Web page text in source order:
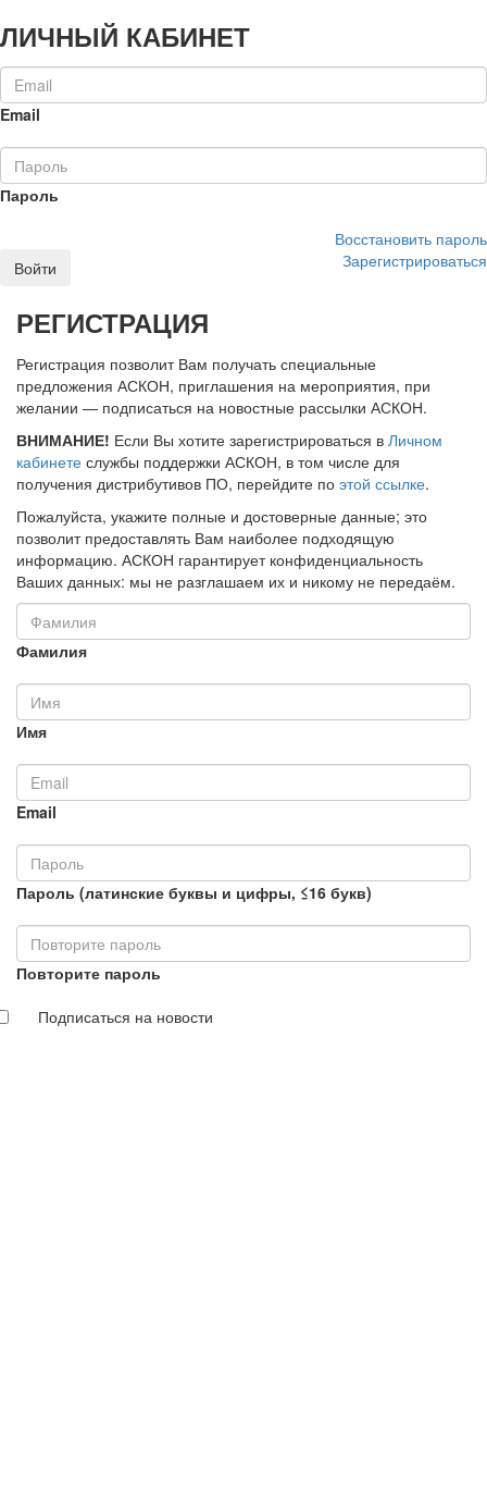
ЛИЧНЫЙ КАБИНЕТ
Email
Пароль
Восстановить пароль
Войти
Зарегистрироваться
РЕГИСТРАЦИЯ
Регистрация позволит Вам получать специальные
предложения АСКОН, приглашения на мероприятия, при
желании — подписаться на новостные рассылки АСКОН.
ВНИМАНИЕ! Если Вы хотите зарегистрироваться в Личном
кабинете службы поддержки АСКОН, в том числе для
получения дистрибутивов ПО, перейдите по этой ссылке.
Пожалуйста, укажите полные и достоверные данные; это
позволит предоставлять Вам наиболее подходящую
информацию. АСКОН гарантирует конфиденциальность
Ваших данных: мы не разглашаем их и никому не передаём.
Фамилия
Имя
Email
Пароль (латинские буквы и цифры, ≤16 букв)
Повторите пароль
Подписаться на новости